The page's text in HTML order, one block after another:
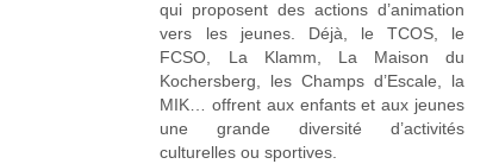
qui proposent des actions d’animation
vers les jeunes. Déjà, le TCOS, le
FCSO, La Klamm, La Maison du
Kochersberg, les Champs d’Escale, la
MIK… offrent aux enfants et aux jeunes
une grande diversité d’activités
culturelles ou sportives.